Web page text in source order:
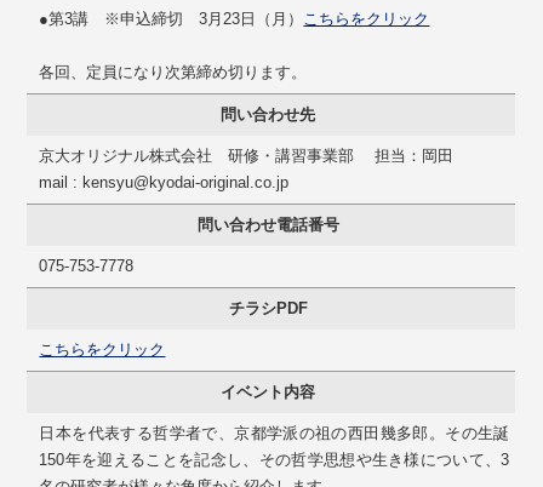
●第3講 ※申込締切 3月23日（月） こちらをクリック
各回、定員になり次第締め切ります。
問い合わせ先
京大オリジナル株式会社 研修・講習事業部 担当：岡田
mail : kensyu@kyodai-original.co.jp
問い合わせ電話番号
075-753-7778
チラシPDF
こちらをクリック
イベント内容
日本を代表する哲学者で、京都学派の祖の西田幾多郎。その生誕
150年を迎えることを記念し、その哲学思想や生き様について、3